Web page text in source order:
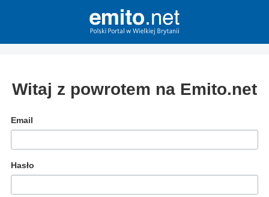
Witaj z powrotem na Emito.net
Email
Hasło